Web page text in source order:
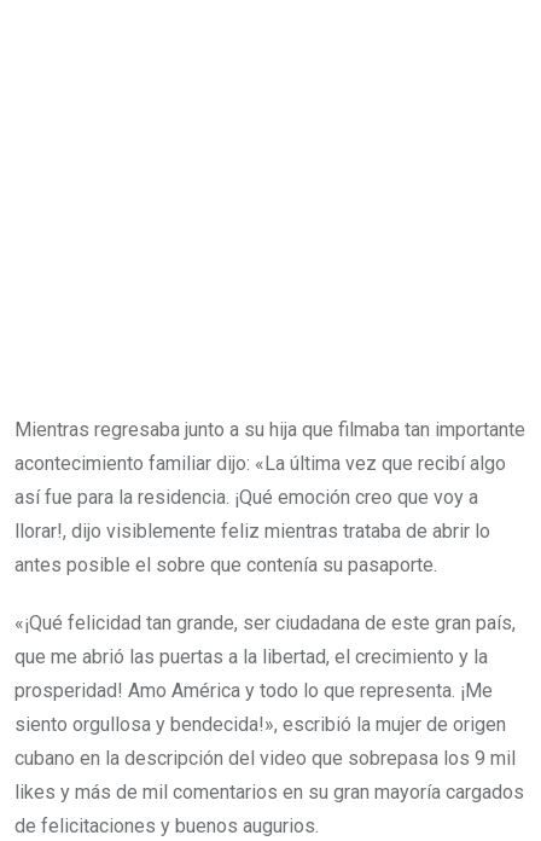
Mientras regresaba junto a su hija que filmaba tan importante
acontecimiento familiar dijo: «La última vez que recibí algo
así fue para la residencia. ¡Qué emoción creo que voy a
llorar!, dijo visiblemente feliz mientras trataba de abrir lo
antes posible el sobre que contenía su pasaporte.
«¡Qué felicidad tan grande, ser ciudadana de este gran país,
que me abrió las puertas a la libertad, el crecimiento y la
prosperidad! Amo América y todo lo que representa. ¡Me
siento orgullosa y bendecida!», escribió la mujer de origen
cubano en la descripción del video que sobrepasa los 9 mil
likes y más de mil comentarios en su gran mayoría cargados
de felicitaciones y buenos augurios.